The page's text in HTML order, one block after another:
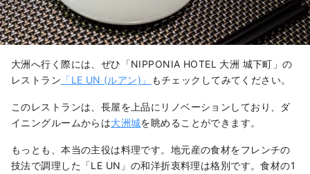
大洲へ行く際には、ぜひ「NIPPONIA HOTEL 大洲 城下町」の
レストラン 「LE UN (ルアン)」 もチェックしてみてください。
このレストランは、長屋を上品にリノベーションしており、ダ
イニングルームからは大洲城を眺めることができます。
もっとも、本当の主役は料理です。地元産の食材をフレンチの
技法で調理した「LE UN」の和洋折衷料理は格別です。食材の1